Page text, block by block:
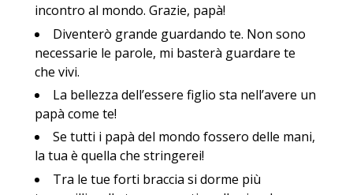
incontro al mondo. Grazie, papà!
Diventerò grande guardando te. Non sono
necessarie le parole, mi basterà guardare te
che vivi.
La bellezza dell’essere figlio sta nell’avere un
papà come te!
Se tutti i papà del mondo fossero delle mani,
la tua è quella che stringerei!
Tra le tue forti braccia si dorme più